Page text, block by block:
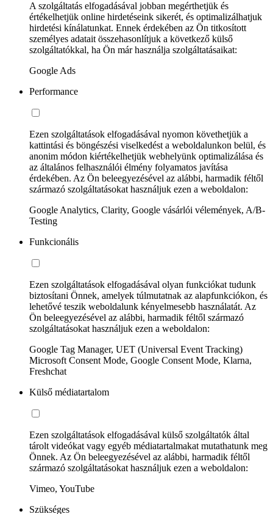
A szolgáltatás elfogadásával jobban megérthetjük és
értékelhetjük online hirdetéseink sikerét, és optimalizálhatjuk
hirdetési kínálatunkat. Ennek érdekében az Ön titkosított
személyes adatait összehasonlítjuk a következő külső
szolgáltatókkal, ha Ön már használja szolgáltatásaikat:
Google Ads
Performance
Ezen szolgáltatások elfogadásával nyomon követhetjük a
kattintási és böngészési viselkedést a weboldalunkon belül, és
anonim módon kiértékelhetjük webhelyünk optimalizálása és
az általános felhasználói élmény folyamatos javítása
érdekében. Az Ön beleegyezésével az alábbi, harmadik féltől
származó szolgáltatásokat használjuk ezen a weboldalon:
Google Analytics, Clarity, Google vásárlói vélemények, A/B-
Testing
Funkcionális
Ezen szolgáltatások elfogadásával olyan funkciókat tudunk
biztosítani Önnek, amelyek túlmutatnak az alapfunkciókon, és
lehetővé teszik weboldalunk kényelmesebb használatát. Az
Ön beleegyezésével az alábbi, harmadik féltől származó
szolgáltatásokat használjuk ezen a weboldalon:
Google Tag Manager, UET (Universal Event Tracking)
Microsoft Consent Mode, Google Consent Mode, Klarna,
Freshchat
Külső médiatartalom
Ezen szolgáltatások elfogadásával külső szolgáltatók által
tárolt videókat vagy egyéb médiatartalmakat mutathatunk meg
Önnek. Az Ön beleegyezésével az alábbi, harmadik féltől
származó szolgáltatásokat használjuk ezen a weboldalon:
Vimeo, YouTube
Szükséges